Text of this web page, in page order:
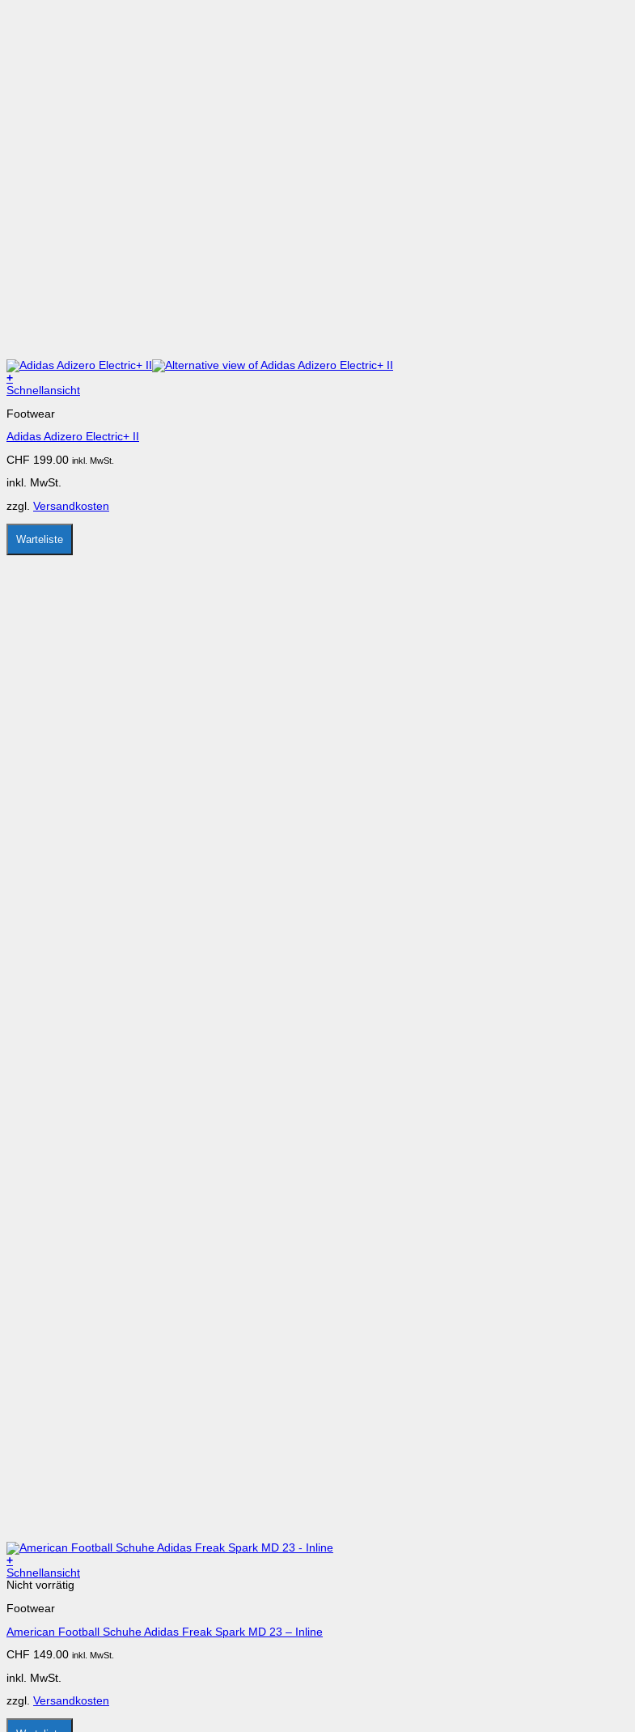
+
Dieses
weist
Varianten
Die
können
der
Produktseite
gewählt
Schnellansicht
Footwear
Adidas Adizero Electric+ II
CHF 199.00 inkl. MwSt.
inkl. MwSt.
zzgl. Versandkosten
Warteliste
+
Dieses
Produkt
mehrere
auf.
Optionen
auf
Produktseite
gewählt
Schnellansicht
Nicht vorrätig
Footwear
American Football Schuhe Adidas Freak Spark MD 23 – Inline
CHF 149.00 inkl. MwSt.
inkl. MwSt.
zzgl. Versandkosten